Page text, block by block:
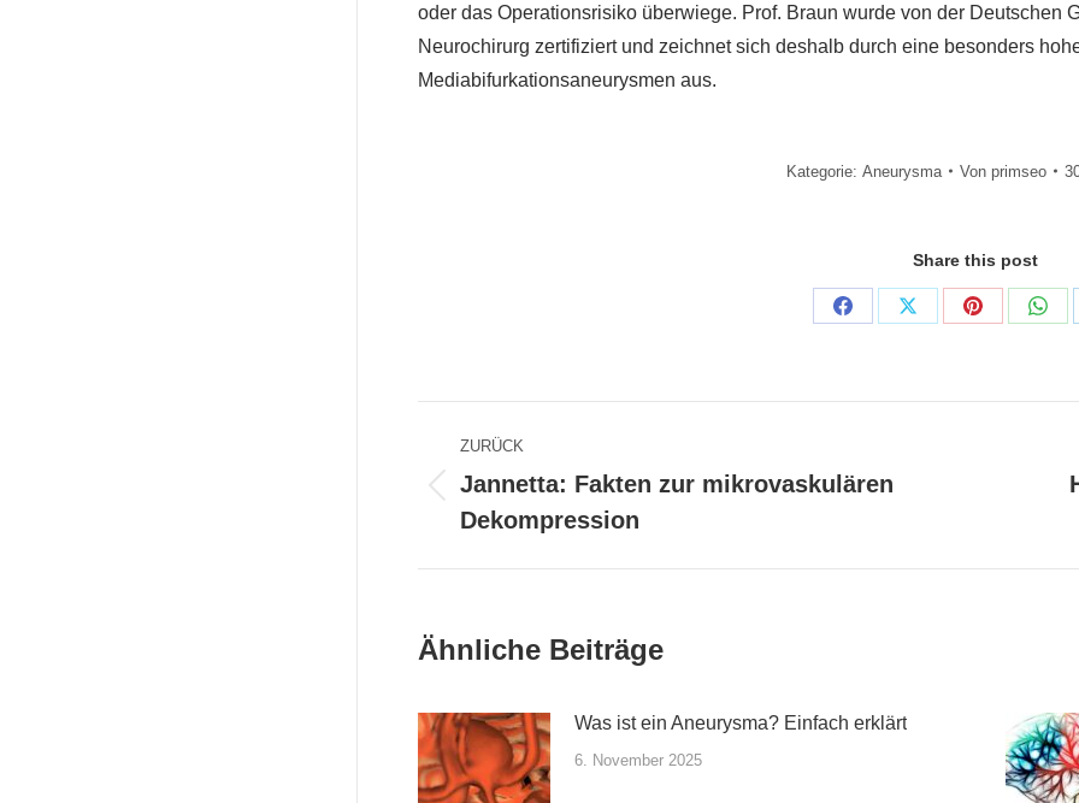
oder das Operationsrisiko überwiege. Prof. Braun wurde von der Deutschen
Neurochirurg zertifiziert und zeichnet sich deshalb durch eine besonders
Mediabifurkationsaneurysmen aus.
Kategorie: Aneurysma Von primseo
Share this post
Share
Share
Share
Kommentarnavigation
ZURÜCK
Vorheriger
Beitrag:
Jannetta: Fakten zur mikrovaskulären
Dekompression
Ähnliche Beiträge
Was ist ein Aneurysma? Einfach erklärt
6. November 2025